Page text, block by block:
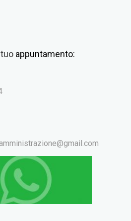
appuntamento: